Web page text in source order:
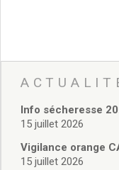
Pour
Services
Affaires
Vie
Police
Info sécheresse
15 juillet 2026
Vigilance orange
15 juillet 2026